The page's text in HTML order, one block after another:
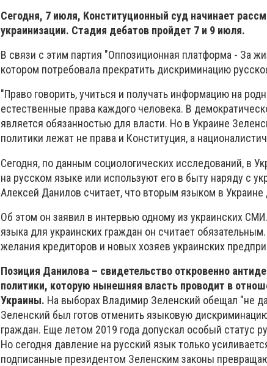
Сегодня, 7 июля, Конституционный суд начинает
украинизации. Стадия дебатов пройдет 7 и 9 июля.
В связи с этим партия "Оппозиционная платформа - За
котором потребовала прекратить дискриминацию
"Право говорить, учиться и получать информацию на
естественные права каждого человека. В
является обязанностью для власти. Но в Украине
политики лежат не права и Конституция, а
Сегодня, по данным социологических исследований, в
на русском языке или используют его в быту наряду с
Алексей Данилов считает, что вторым языком в
Об этом он заявил в интервью одному из украинских
языка для украинских граждан он считает
желания кредиторов и новых хозяев украинских
Позиция Данилова – свидетельство откровенно
политики, которую нынешняя власть проводит в
Украины. На выборах Владимир Зеленский обещал "не
Зеленский был готов отменить языковую
граждан. Еще летом 2019 года допускал особый статус
Но сегодня давление на русский язык только
подписанные президентом Зеленским законы